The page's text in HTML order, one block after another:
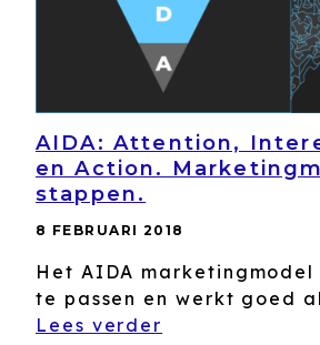
AIDA: Attention,
en Action.
stappen.
8 FEBRUARI 2018
Het AIDA marketingmodel
te passen en werkt goed
Lees verder